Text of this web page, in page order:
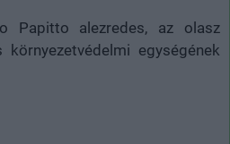
Papitto alezredes, az olasz
egységének